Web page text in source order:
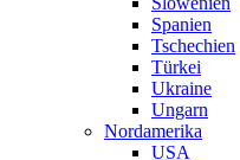
Spanien
Tschechien
Türkei
Ukraine
Ungarn
Nordamerika
USA